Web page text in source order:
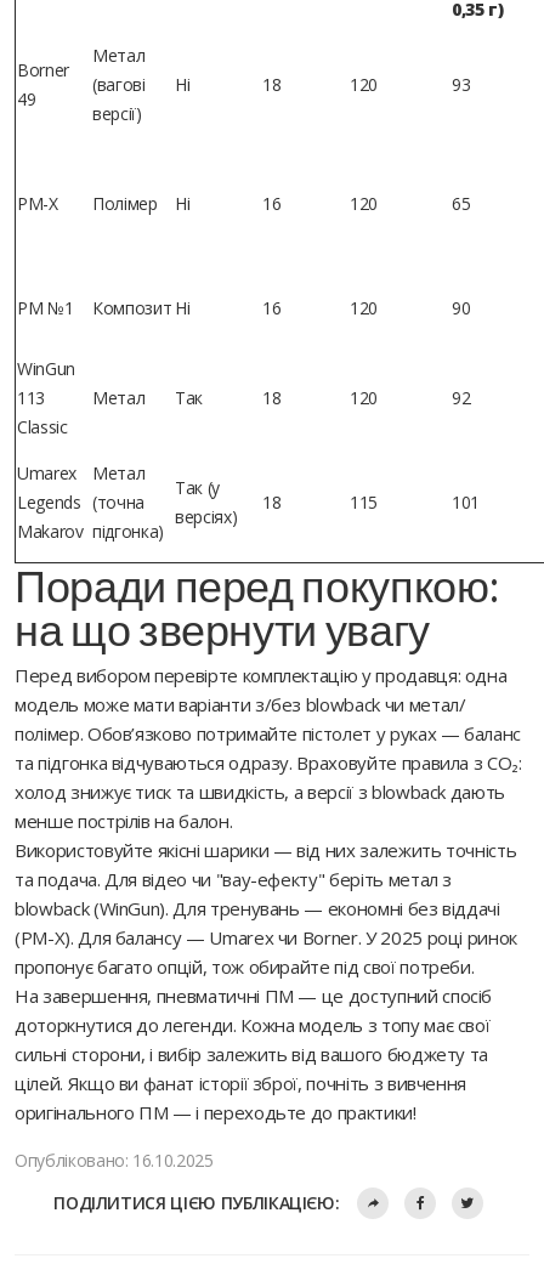
0,35 г)
Borner
49
Метал
(вагові
версії)
Ні 18 120 93
PM-X Полімер Ні 16 120 65
PM №1 Композит Ні 16 120 90
WinGun
113
Classic
Метал Так 18 120 92
Umarex
Legends
Makarov
Метал
(точна
підгонка)
Так (у
версіях)
18 115 101
Поради перед покупкою:
на що звернути увагу
Перед вибором перевірте комплектацію у продавця: одна
модель може мати варіанти з/без blowback чи метал/
полімер. Обов’язково потримайте пістолет у руках — баланс
та підгонка відчуваються одразу. Враховуйте правила з CO₂:
холод знижує тиск та швидкість, а версії з blowback дають
менше пострілів на балон.
Використовуйте якісні шарики — від них залежить точність
та подача. Для відео чи "вау-ефекту" беріть метал з
blowback (WinGun). Для тренувань — економні без віддачі
(PM-X). Для балансу — Umarex чи Borner. У 2025 році ринок
пропонує багато опцій, тож обирайте під свої потреби.
На завершення, пневматичні ПМ — це доступний спосіб
доторкнутися до легенди. Кожна модель з топу має свої
сильні сторони, і вибір залежить від вашого бюджету та
цілей. Якщо ви фанат історії зброї, почніть з вивчення
оригінального ПМ — і переходьте до практики!
Опубліковано: 16.10.2025
ПОДІЛИТИСЯ ЦІЄЮ ПУБЛІКАЦІЄЮ: